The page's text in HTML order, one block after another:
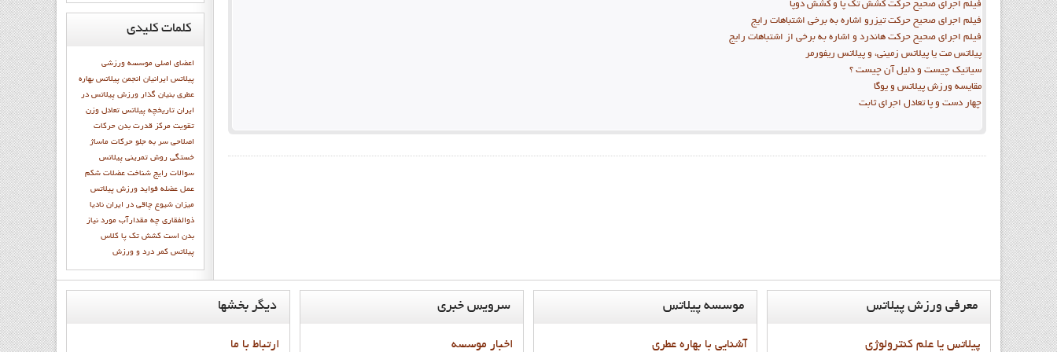
فيلم اجراي صحيح حرکت کشش تک پا و کشش دوپا
فيلم اجراي صحيح حرکت تيزرو اشاره به برخي اشتباهات رايج
فيلم اجراي صحيح حرکت هاندرد و اشاره به برخي از اشتباهات رايج
پیلاتس مت یا پیلاتس زمینی، و پیلاتس ریفورمر
سیاتیک چیست و دلیل آن چیست ؟
مقايسه ورزش پيلاتس و يوگا
چهار دست و پا تعادل اجراي ثابت
کلمات کلیدی
اعضاي اصلي موسسه ورزشي
پيلاتس ايرانيان انجمن پيلاتس بهاره
عطري بنيان گذار ورزش پيلاتس در
ايران تاريخچه پيلاتس تعادل وزن
تقويت مركز قدرت بدن حرکات
اصلاحی سر به جلو حرکات ماساژ
خستگی روش تمرینی پیلاتس
سوالات رايج شناخت عضلات شکم
عمل عضله فوايد ورزش پيلاتس
میزان شیوع چاقی در ایران نادیا
ذوالفقاری چه مقدارآب مورد نیاز
بدن است کشش تک پا کلاس
پيلاتس کمر درد و ورزش
ديگر بخشها
ارتباط با ما
سرويس خبري
اخبار موسسه
موسسه پيلاتس
آشنايي با بهاره عطري
معرفي ورزش پيلاتس
پيلاتس يا علم کنترولوژي